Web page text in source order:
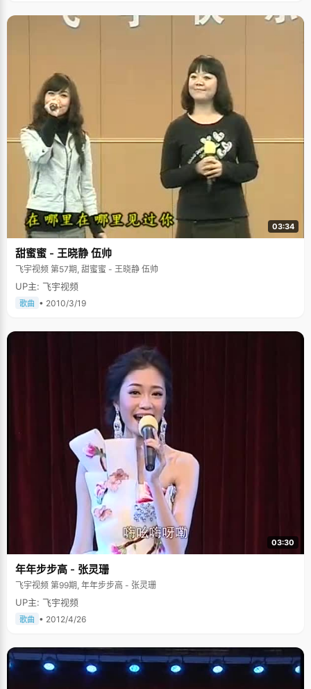
03:34
甜蜜蜜 - 王晓静 伍帅
飞宇视频 第57期, 甜蜜蜜 - 王晓静 伍帅
UP主: 飞宇视频
歌曲 • 2010/3/19
03:30
年年步步高 - 张灵珊
飞宇视频 第99期, 年年步步高 - 张灵珊
UP主: 飞宇视频
歌曲 • 2012/4/26